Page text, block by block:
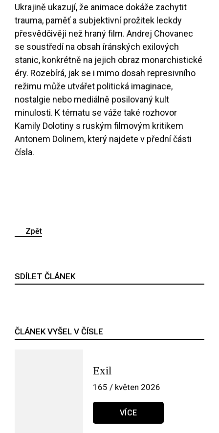
Ukrajině ukazují, že animace dokáže zachytit
trauma, paměť a subjektivní prožitek leckdy
přesvědčivěji než hraný film. Andrej Chovanec
se soustředí na obsah íránských exilových
stanic, konkrétně na jejich obraz monarchistické
éry. Rozebírá, jak se i mimo dosah represivního
režimu může utvářet politická imaginace,
nostalgie nebo mediálně posilovaný kult
minulosti. K tématu se váže také rozhovor
Kamily Dolotiny s ruským filmovým kritikem
Antonem Dolinem, který najdete v přední části
čísla.
Zpět
SDÍLET ČLÁNEK
ČLÁNEK VYŠEL V ČÍSLE
Exil
165 / květen 2026
VÍCE